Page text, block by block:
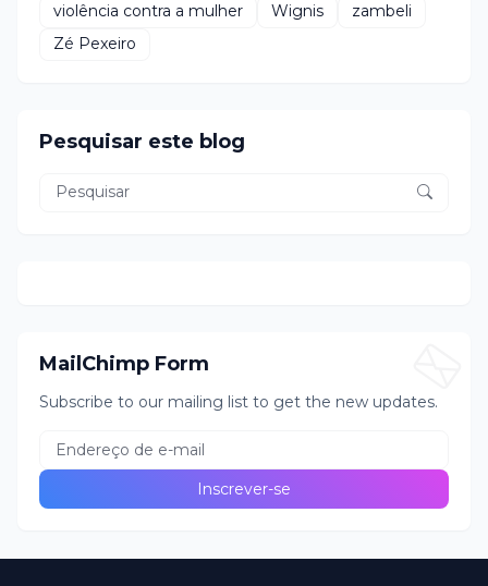
violência contra a mulher
Wignis
zambeli
Zé Pexeiro
Pesquisar este blog
MailChimp Form
Subscribe to our mailing list to get the new updates.